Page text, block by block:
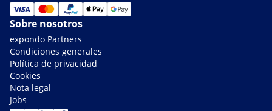
Sobre nosotros
expondo Partners
Condiciones generales
Política de privacidad
Cookies
Nota legal
Jobs